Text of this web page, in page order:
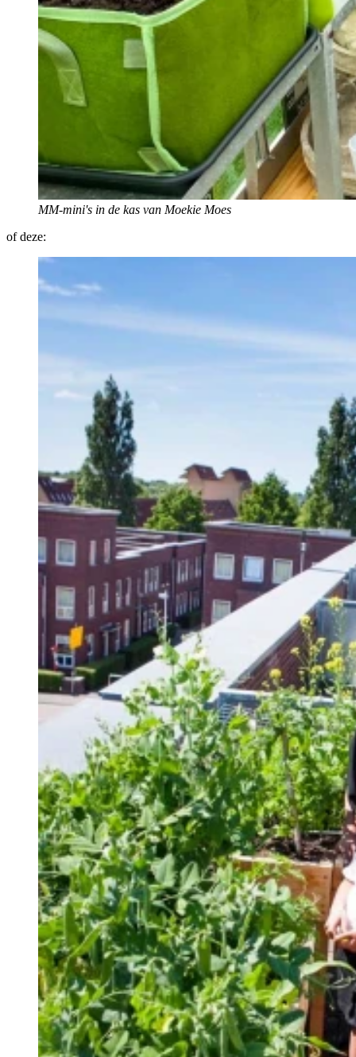
MM-mini's in de kas van Moekie Moes
of deze: